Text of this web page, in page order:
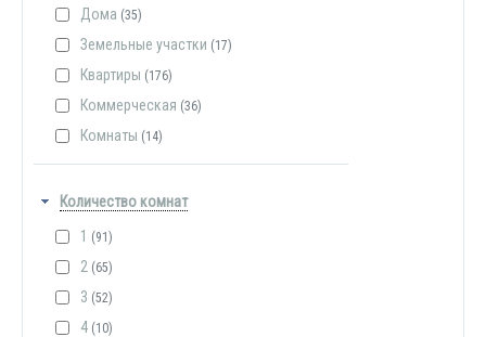
Дома (35)
Земельные участки (17)
Квартиры (176)
Коммерческая (36)
Комнаты (14)
Количество комнат
1 (91)
2 (65)
3 (52)
4 (10)